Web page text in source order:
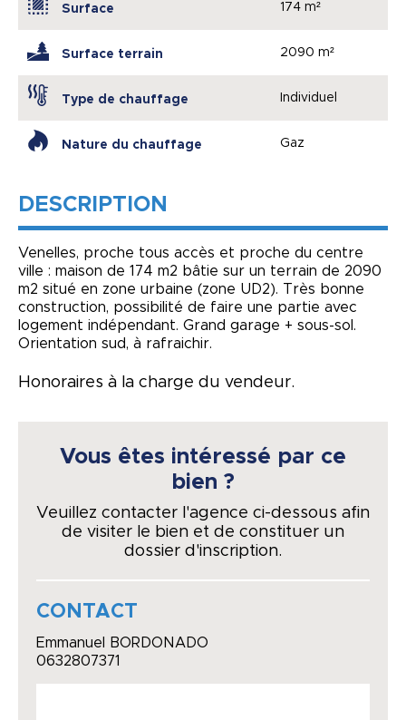
Surface 174 m²
Surface terrain 2090 m²
Type de chauffage Individuel
Nature du chauffage Gaz
DESCRIPTION
Venelles, proche tous accès et proche du centre
ville : maison de 174 m2 bâtie sur un terrain de 2090
m2 situé en zone urbaine (zone UD2). Très bonne
construction, possibilité de faire une partie avec
logement indépendant. Grand garage + sous-sol.
Orientation sud, à rafraichir.
Honoraires à la charge du vendeur.
Vous êtes intéressé par ce
bien ?
Veuillez contacter l'agence ci-dessous afin
de visiter le bien et de constituer un
dossier d'inscription.
CONTACT
Emmanuel BORDONADO
0632807371